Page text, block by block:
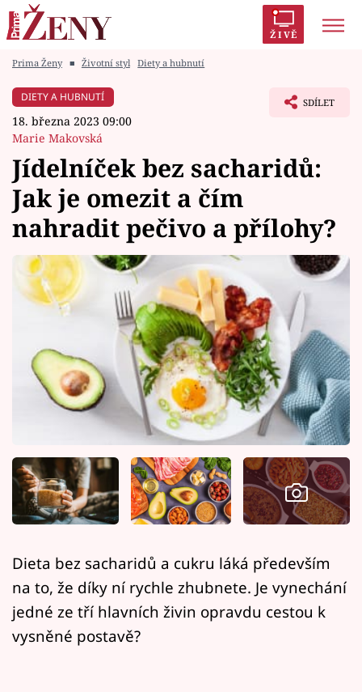
ŽIVĚ
Módní alarm
Zrádci
Témata
Celebrity
Vztahy
Horoskopy
Sledujte prima+
Filmový festival Karlovy Vary
Pořady
Mámy sobě
Přihlášení
Sledujte nás
Prima Ženy ■ Životní styl Diety a hubnutí
DIETY A HUBNUTÍ
18. března 2023 09:00
Marie Makovská
SDÍLET
Jídelníček bez sacharidů:
Jak je omezit a čím
nahradit pečivo a přílohy?
Dieta bez sacharidů a cukru láká především
na to, že díky ní rychle zhubnete. Je vynechání
jedné ze tří hlavních živin opravdu cestou k
vysněné postavě?